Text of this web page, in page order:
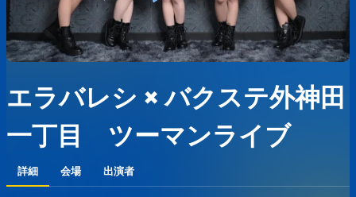
エラバレシ × バクステ外神田
一丁目 ツーマンライブ
詳細 会場 出演者